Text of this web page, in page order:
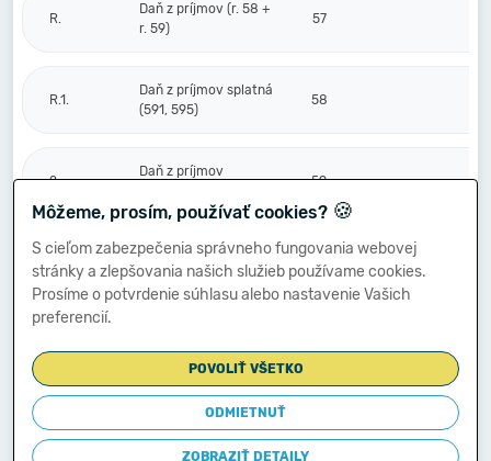
R.
Daň z príjmov (r. 58 +
r. 59)
57
R.1.
Daň z príjmov splatná
(591, 595)
58
2.
Daň z príjmov
59
S.
Prevod podielov na
výsledku
hospodárenia
60
****
Výsledok
hospodárenia za
účtovné obdobie po
zdanení (+/-) (r. 56
61 -81 158
Môžeme, prosím, používať cookies? 🍪
S cieľom zabezpečenia správneho fungovania webovej
stránky a zlepšovania našich služieb používame cookies.
Prosíme o potvrdenie súhlasu alebo nastavenie Vašich
preferencií.
POVOLIŤ VŠETKO
ODMIETNUŤ
ZOBRAZIŤ DETAILY